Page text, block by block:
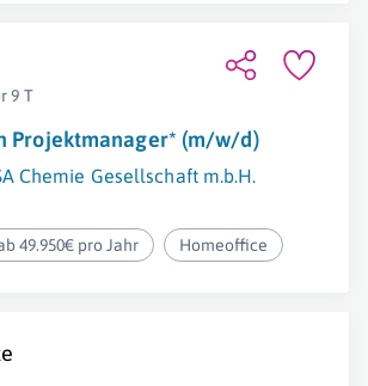
9 T
Projektmanager* (m/w/d)
Chemie Gesellschaft m.b.H.
49.950€ pro Jahr Homeoffice